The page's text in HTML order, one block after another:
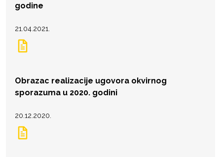
godine
21.04.2021.
Obrazac realizacije ugovora okvirnog
sporazuma u 2020. godini
20.12.2020.